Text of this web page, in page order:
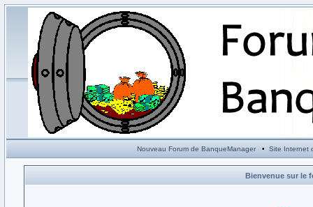
Nouveau Forum de BanqueManager• Site Internet
Bienvenue sur le